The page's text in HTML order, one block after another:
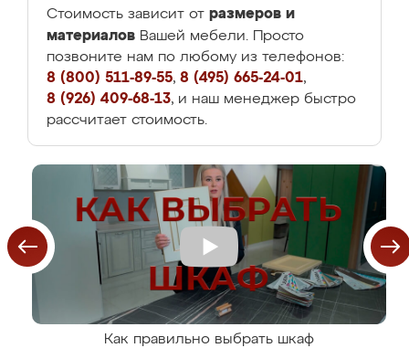
Стоимость зависит от размеров и
материалов Вашей мебели. Просто
позвоните нам по любому из телефонов:
8 (800) 511-89-55, 8 (495) 665-24-01,
8 (926) 409-68-13, и наш менеджер быстро
рассчитает стоимость.
Как правильно выбрать шкаф